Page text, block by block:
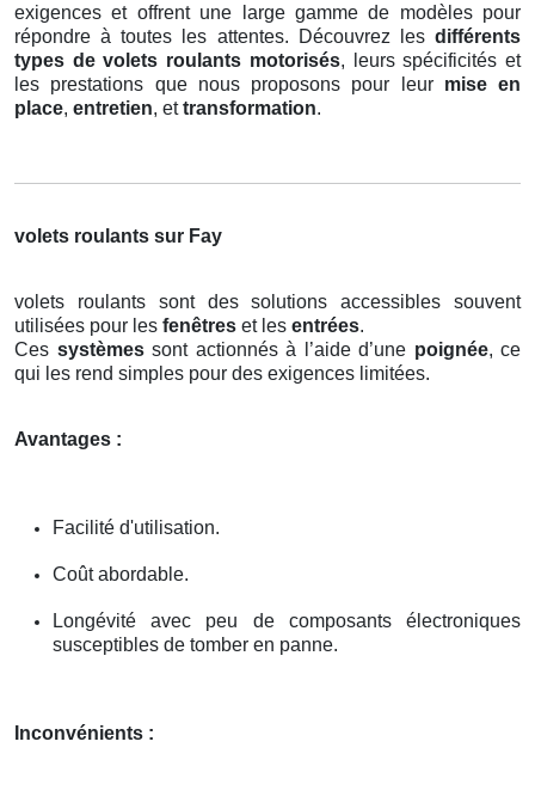
exigences et offrent une large gamme de modèles pour
répondre à toutes les attentes. Découvrez les différents
types de volets roulants motorisés, leurs spécificités et
les prestations que nous proposons pour leur mise en
place, entretien, ettransformation.
volets roulants sur Fay
volets roulants sont des solutions accessibles souvent
utilisées pour les fenêtres et les entrées.
Ces systèmessont actionnés à l’aide d’une poignée, ce
qui les rend simples pour des exigences limitées.
Avantages :
Facilité d'utilisation.
Coût abordable.
Longévité avec peu de composants électroniques
susceptibles de tomber en panne.
Inconvénients :